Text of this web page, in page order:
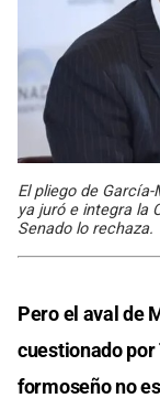
El pliego de
ya juró e integra la
Senado lo rechaza.
Pero el aval de
cuestionado
formoseño no